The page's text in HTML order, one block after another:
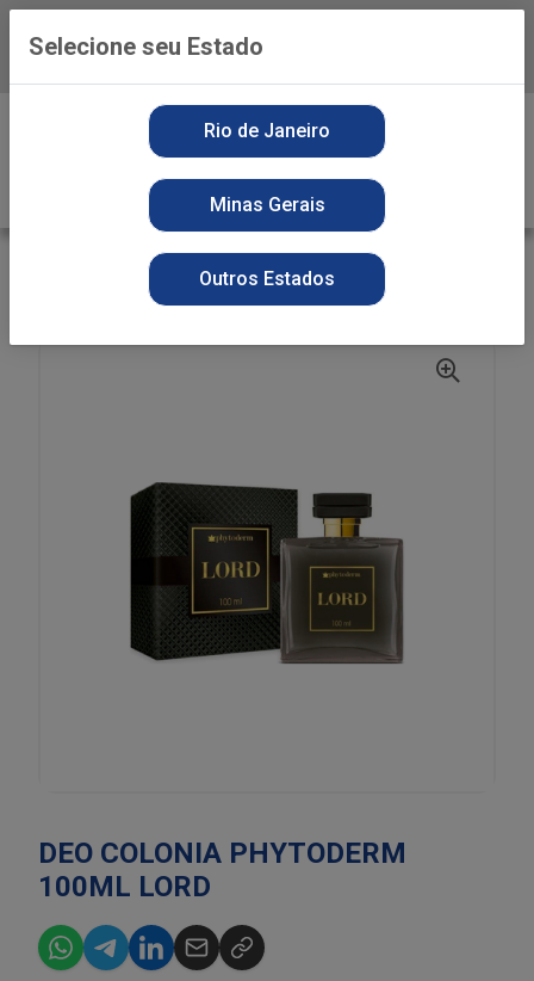
Baixe já o APP da Playvender
PERFUMARIA
DEO COLONIA
DEO COLONIA PHYTODERM 100ML LORD
DEO COLONIA PHYTODERM
100ML LORD
Selecione seu Estado
Rio de Janeiro
Minas Gerais
Outros Estados